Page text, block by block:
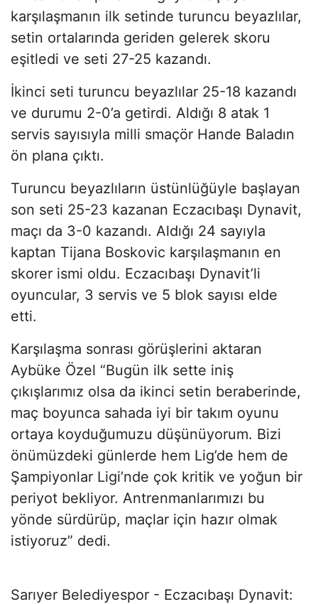
karşılaşmanın ilk setinde turuncu beyazlılar,
setin ortalarında geriden gelerek skoru
eşitledi ve seti 27-25 kazandı.
İkinci seti turuncu beyazlılar 25-18 kazandı
ve durumu 2-0’a getirdi. Aldığı 8 atak 1
servis sayısıyla milli smaçör Hande Baladın
ön plana çıktı.
Turuncu beyazlıların üstünlüğüyle başlayan
son seti 25-23 kazanan Eczacıbaşı Dynavit,
maçı da 3-0 kazandı. Aldığı 24 sayıyla
kaptan Tijana Boskovic karşılaşmanın en
skorer ismi oldu. Eczacıbaşı Dynavit’li
oyuncular, 3 servis ve 5 blok sayısı elde
etti.
Karşılaşma sonrası görüşlerini aktaran
Aybüke Özel “Bugün ilk sette iniş
çıkışlarımız olsa da ikinci setin beraberinde,
maç boyunca sahada iyi bir takım oyunu
ortaya koyduğumuzu düşünüyorum. Bizi
önümüzdeki günlerde hem Lig’de hem de
Şampiyonlar Ligi’nde çok kritik ve yoğun bir
periyot bekliyor. Antrenmanlarımızı bu
yönde sürdürüp, maçlar için hazır olmak
istiyoruz” dedi.
Sarıyer Belediyespor - Eczacıbaşı Dynavit: